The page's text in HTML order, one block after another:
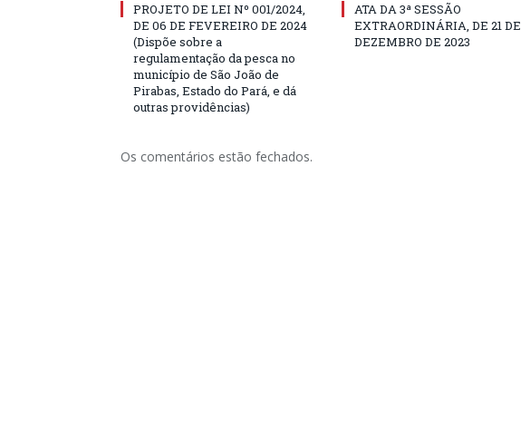
PROJETO DE LEI Nº 001/2024,
DE 06 DE FEVEREIRO DE 2024
(Dispõe sobre a
regulamentação da pesca no
município de São João de
Pirabas, Estado do Pará, e dá
outras providências)
ATA DA 3ª SESSÃO
EXTRAORDINÁRIA, DE 21 DE
DEZEMBRO DE 2023
Os comentários estão fechados.